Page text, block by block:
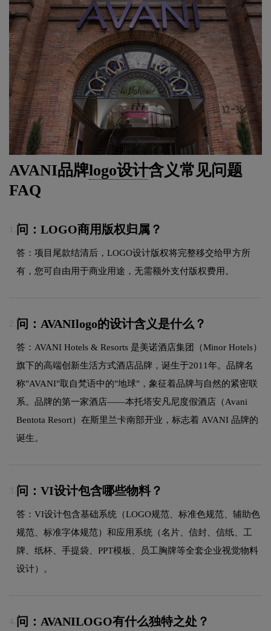
AVANI品牌logo设计含义常见问题
FAQ
问：LOGO商用版权归属？
答：项目尾款结清后，LOGO设计版权将完整移交给甲方所
有，您可自由用于商业用途，无需额外支付版权费用。
2. 问：AVANIlogo的设计含义是什么？
答：AVANI Hotels & Resorts 是美诺酒店集团（Minor Hotels）
旗下的高端创新生活方式酒店品牌，诞生于2011年。品牌名
称"AVANI"取自梵语中的"地球"，象征着品牌与自然的紧密联
系。品牌的第一家酒店——本托塔安凡尼度假酒店（Avani
Bentota Resort）在斯里兰卡南部开业，标志着 AVANI 品牌的
诞生。
3. 问：VI设计包含哪些物料？
答：VI设计包含基础系统（LOGO规范、标准色规范、辅助色
规范、标准字体规范）和应用系统（名片、信封、信纸、工
牌、纸杯、手提袋、PPT模板、员工胸牌等全套企业视觉物料
设计）。
4. 问：AVANILOGO有什么独特之处？